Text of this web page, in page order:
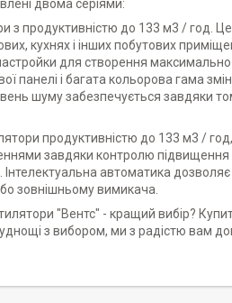
двома серіями:
з продуктивністю до 133 м3 / год.
кухнях і інших побутових
для створення
панелі і багата кольорова гама
шуму забезпечується завдяки
продуктивністю до 133 м3 /
завдяки контролю
Інтелектуальна автоматика
зовнішньому вимикача.
"Вентс" - кращий вибір?
з вибором, ми з радістю вам